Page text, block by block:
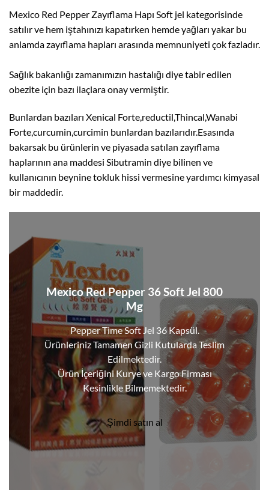
Mexico Red Pepper Zayıflama Hapı Soft jel kategorisinde
satılır ve hem iştahınızı kapatırken hemde yağları yakar bu
anlamda zayıflama hapları arasında memnuniyeti çok fazladır.
Sağlık bakanlığı zamanımızın hastalığı diye tabir edilen
obezite için bazı ilaçlara onay vermiştir.
Bunlardan bazıları Xenical Forte,reductil,Thincal,Wanabi
Forte,curcumin,curcimin bunlardan bazılarıdır.Esasında
bakarsak bu ürünlerin ve piyasada satılan zayıflama
haplarının ana maddesi Sibutramin diye bilinen ve
kullanıcının beynine tokluk hissi vermesine yardımcı kimyasal
bir maddedir.
Mexico Red Pepper 36 Soft Jel 800
Mg
Pepper Time Soft Jel 36 Kapsül.
Ürünleriniz Tamamen Gizli Kutularda Teslim
Edilmektedir.
Ürün İçeriğini Kurye ve Kargo Firması
Kesinlikle Bilmemektedir.
Şimdi satın al